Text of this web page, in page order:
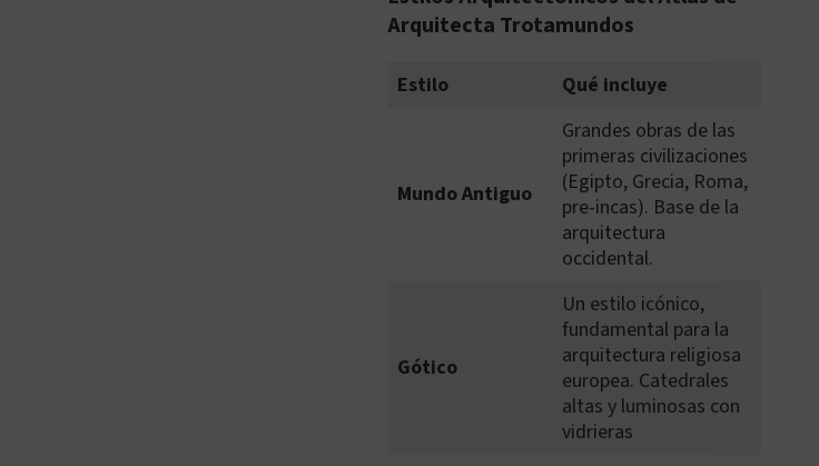
Arquitecta Trotamundos
Estilo Qué incluye
Mundo Antiguo
Grandes obras de las
primeras civilizaciones
(Egipto, Grecia, Roma,
pre-incas). Base de la
arquitectura
occidental.
Gótico
Un estilo icónico,
fundamental para la
arquitectura religiosa
europea. Catedrales
altas y luminosas con
vidrieras